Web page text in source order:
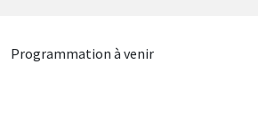
Programmation à venir